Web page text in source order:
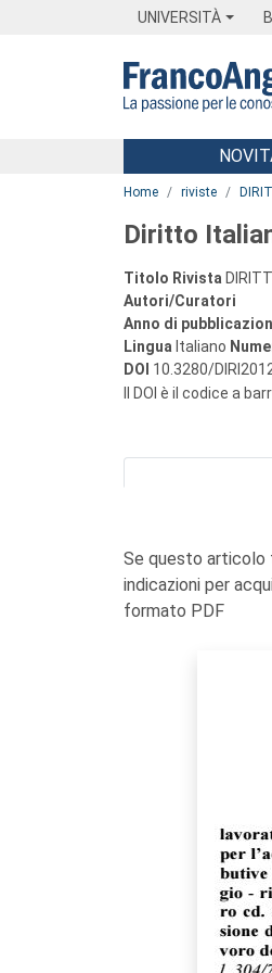
UNIVERSITÀ
Menu
Home riviste
Diritto
Titolo Rivista
Autori/Curatori
Anno di
Lingua Italiano
DOI 10.3280/
Il DOI è il codice a
Se questo articolo
indicazioni per
formato PDF